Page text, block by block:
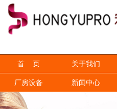
首 页 关于我们
厂房设备 新闻中心
信息搜索